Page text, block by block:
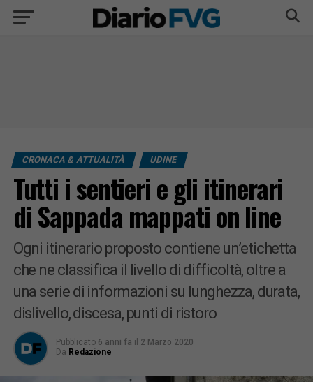
CRONACA & ATTUALITÀ UDINE
Tutti i sentieri e gli itinerari
di Sappada mappati on line
Ogni itinerario proposto contiene un’etichetta
che ne classifica il livello di difficoltà, oltre a
una serie di informazioni su lunghezza, durata,
dislivello, discesa, punti di ristoro
Pubblicato 6 anni fa il 2 Marzo 2020
Da Redazione